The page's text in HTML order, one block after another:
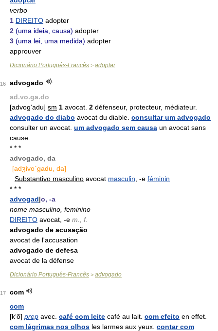
verbo
1 DIREITO adopter
2 (uma ideia, causa) adopter
3 (uma lei, uma medida) adopter
approuver
Dicionário Português-Francês > adoptar
16
advogado
ad.vo.ga.do
[advog‘adu] sm 1 avocat. 2 défenseur, protecteur, médiateur.
advogado do diabo avocat du diable. consultar um advogado
consulter un avocat. um advogado sem causa un avocat sans
cause.
* * *
advogado, da
[adʒivo`gadu, da]
Substantivo masculino avocat masculin , -e féminin
* * *
advogad|o, -a
nome masculino, feminino
DIREITO avocat, -e m., f.
advogado de acusação
avocat de l'accusation
advogado de defesa
avocat de la défense
Dicionário Português-Francês > advogado
17
com
com
[k‘õ] prep avec. café com leite café au lait. com efeito en effet.
com lágrimas nos olhos les larmes aux yeux. contar com